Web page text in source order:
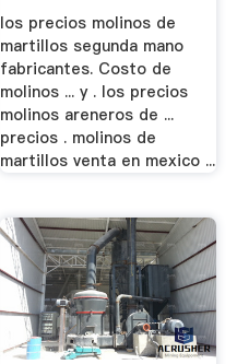
los precios molinos de
martillos segunda mano
fabricantes. Costo de
molinos ... y . los precios
molinos areneros de ...
precios . molinos de
martillos venta en mexico ...